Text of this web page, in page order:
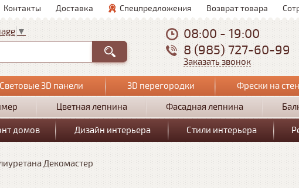
Контакты Доставка Спецпредложения Возврат товара
▼
08:00 - 19:00
8 (985) 727-60-99
Заказать звонок
Световые 3D панели 3D перегородки Фрески на
Цветная лепнина Фасадная лепнина
домов Дизайн интерьера Стили интерьера
Декомастер